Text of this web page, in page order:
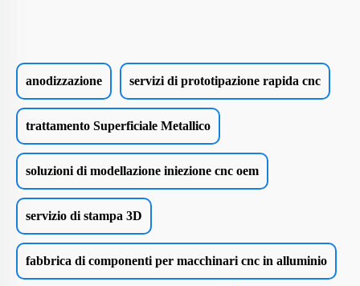
anodizzazione servizi di prototipazione rapida cnc
trattamento Superficiale Metallico
soluzioni di modellazione iniezione cnc oem
servizio di stampa 3D
fabbrica di componenti per macchinari cnc in alluminio